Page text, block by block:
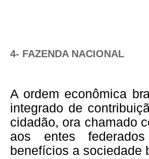
4- FAZENDA NACIONAL
A ordem econômica
integrado de
cidadão, ora chamado
aos entes
benefícios a sociedade